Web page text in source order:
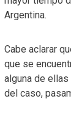
Argentina.
Cabe aclarar
que se
alguna de
del caso,